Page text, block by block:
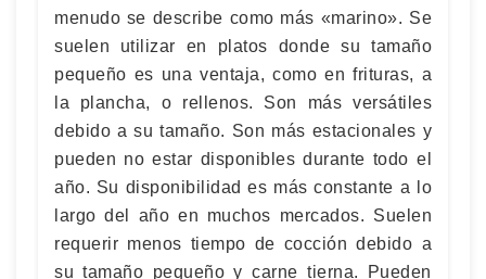
menudo se describe como más «marino». Se
suelen utilizar en platos donde su tamaño
pequeño es una ventaja, como en frituras, a
la plancha, o rellenos. Son más versátiles
debido a su tamaño. Son más estacionales y
pueden no estar disponibles durante todo el
año. Su disponibilidad es más constante a lo
largo del año en muchos mercados. Suelen
requerir menos tiempo de cocción debido a
su tamaño pequeño y carne tierna. Pueden